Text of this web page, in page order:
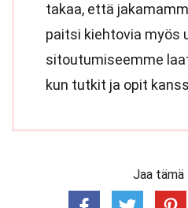
takaa, että
paitsi kiehtovia myös
sitoutumiseemme
kun tutkit ja opit
Jaa tämä